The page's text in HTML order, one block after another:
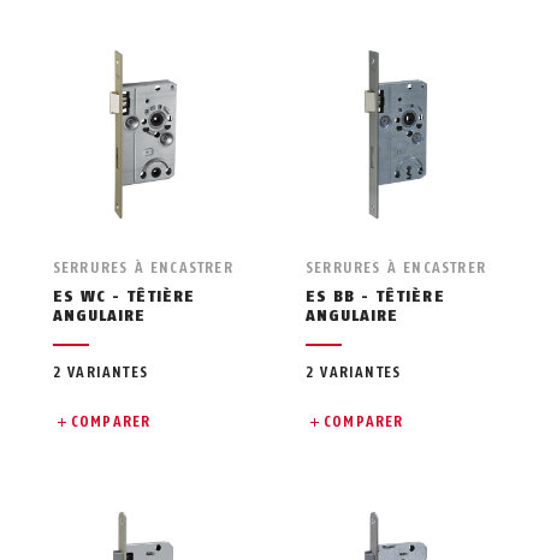
SERRURES À ENCASTRER
ES WC - TÊTIÈRE
ANGULAIRE
2 VARIANTES
COMPARER
SERRURES À ENCASTRER
ES BB - TÊTIÈRE
ANGULAIRE
2 VARIANTES
COMPARER